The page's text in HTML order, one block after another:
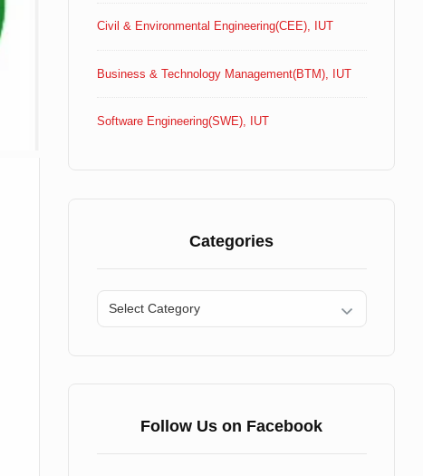
Civil & Environmental Engineering(CEE), IUT
Business & Technology Management(BTM), IUT
Software Engineering(SWE), IUT
Categories
Categories
Follow Us on Facebook